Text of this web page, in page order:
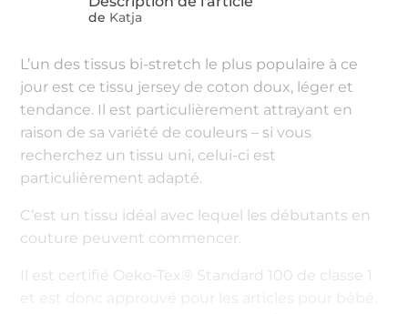
de Katja
L’un des tissus bi-stretch le plus populaire à ce
jour est ce tissu jersey de coton doux, léger et
tendance. Il est particulièrement attrayant en
raison de sa variété de couleurs – si vous
recherchez un tissu uni, celui-ci est
particulièrement adapté.
C’est un tissu idéal avec lequel les débutants en
couture peuvent commencer.
Il est certifié Oeko-Tex® Standard 100 de classe 1